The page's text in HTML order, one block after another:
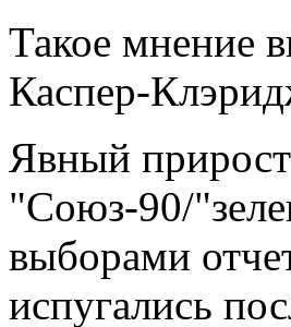
Такое мнение
Каспер-
Явный
"Союз-90/
выборами
испугались